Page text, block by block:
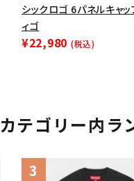
シックロゴ 6パネルキャ
ィゴ
¥22,980 (税込)
カテゴリー内ラ